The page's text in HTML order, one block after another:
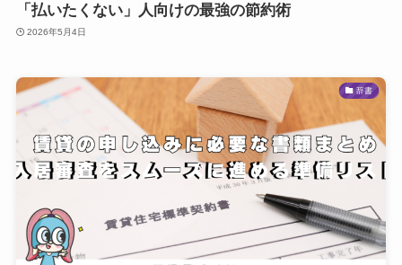
「払いたくない」人向けの最強の節約術
2026年5月4日
辞書